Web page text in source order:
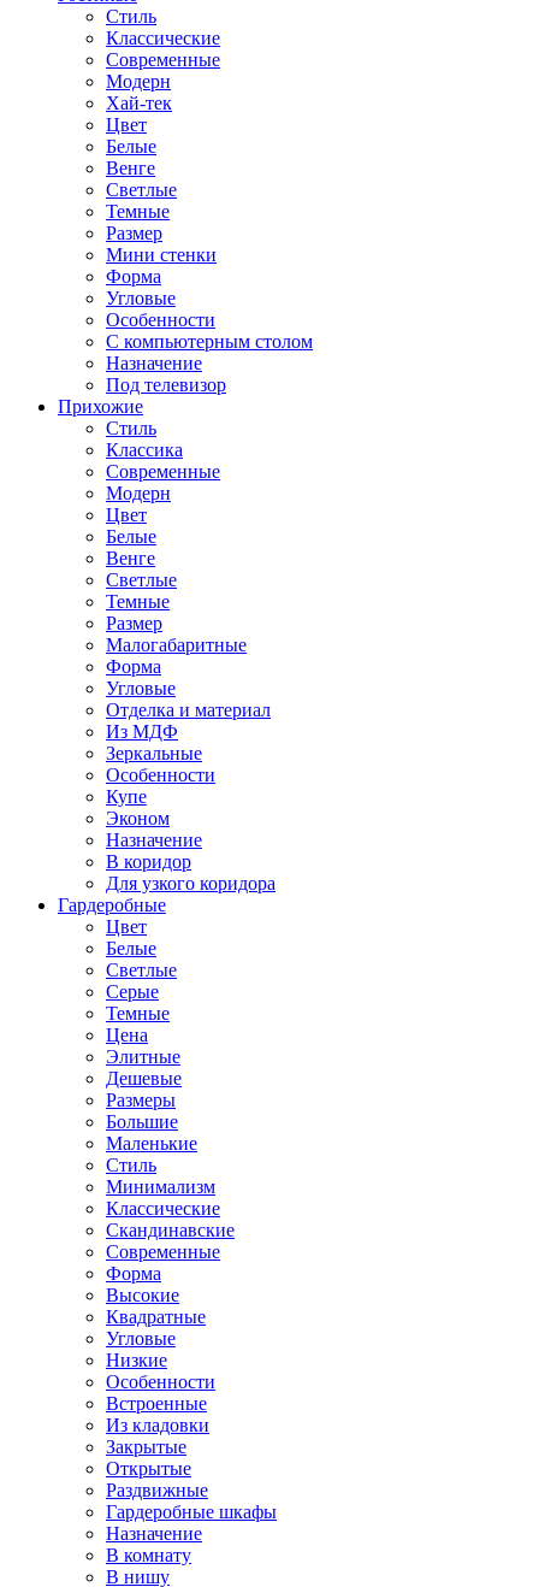
Стиль
Классические
Современные
Модерн
Хай-тек
Цвет
Белые
Венге
Светлые
Темные
Размер
Мини стенки
Форма
Угловые
Особенности
С компьютерным столом
Назначение
Под телевизор
Прихожие
Стиль
Классика
Современные
Модерн
Цвет
Белые
Венге
Светлые
Темные
Размер
Малогабаритные
Форма
Угловые
Отделка и материал
Из МДФ
Зеркальные
Особенности
Купе
Эконом
Назначение
В коридор
Для узкого коридора
Гардеробные
Цвет
Белые
Светлые
Серые
Темные
Цена
Элитные
Дешевые
Размеры
Большие
Маленькие
Стиль
Минимализм
Классические
Скандинавские
Современные
Форма
Высокие
Квадратные
Угловые
Низкие
Особенности
Встроенные
Из кладовки
Закрытые
Открытые
Раздвижные
Гардеробные шкафы
Назначение
В комнату
В нишу